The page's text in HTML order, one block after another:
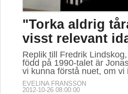
"Torka aldrig
visst relevant
Replik till Fredrik
född på 1990-talet är
vi kunna förstå nuet, om
EVELINA FRANSSON
2012-10-26 08:00:00